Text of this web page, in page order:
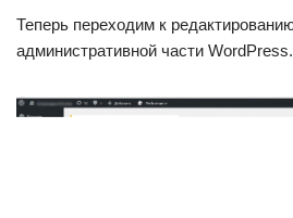
Теперь переходим к
административной части WordPress.